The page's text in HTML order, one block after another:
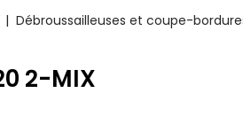
Débroussailleuses et coupe-
2-MIX